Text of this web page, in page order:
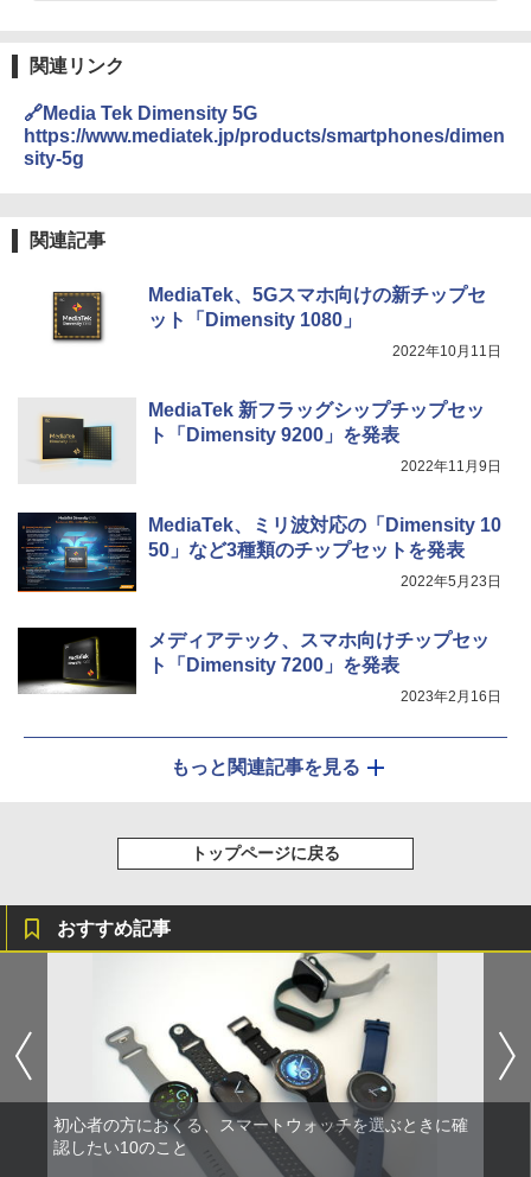
関連リンク
🔗Media Tek Dimensity 5G
https://www.mediatek.jp/products/smartphones/dimen
sity-5g
関連記事
MediaTek、5Gスマホ向けの新チップセ
ット「Dimensity 1080」
2022年10月11日
MediaTek 新フラッグシップチップセッ
ト「Dimensity 9200」を発表
2022年11月9日
MediaTek、ミリ波対応の「Dimensity 10
50」など3種類のチップセットを発表
2022年5月23日
メディアテック、スマホ向けチップセッ
ト「Dimensity 7200」を発表
2023年2月16日
もっと関連記事を見る
トップページに戻る
おすすめ記事
初心者の方におくる、スマートウォッチを選ぶときに確
認したい10のこと